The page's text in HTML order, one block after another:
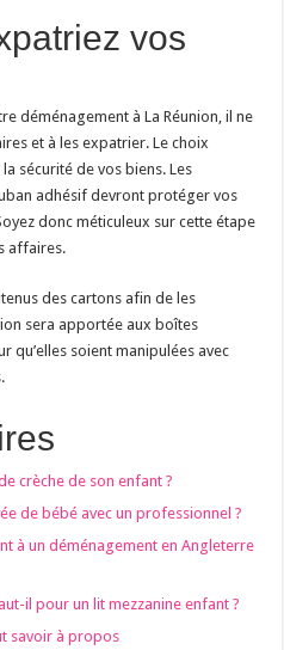
vos
déménagement à La Réunion, il ne
et à les expatrier. Le choix
sécurité de vos biens. Les
adhésif devront protéger vos
donc méticuleux sur cette étape
affaires.
des cartons afin de les
sera apportée aux boîtes
qu’elles soient manipulées avec
crèche de son enfant ?
de bébé avec un professionnel ?
à un déménagement en Angleterre
il pour un lit mezzanine enfant ?
savoir à propos